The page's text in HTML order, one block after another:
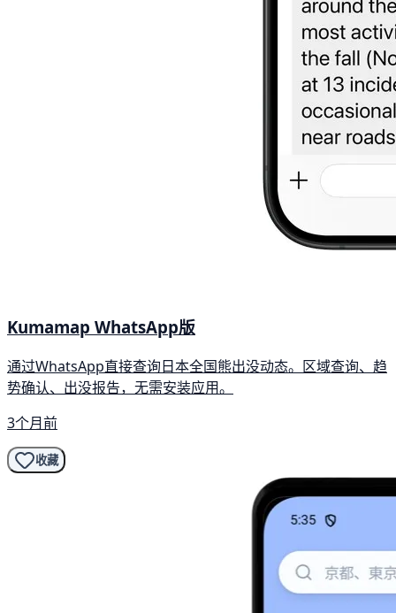
Kumamap WhatsApp版
通过WhatsApp直接查询日本全国熊出没动态。区域查询、趋
势确认、出没报告，无需安装应用。
3个月前
收藏